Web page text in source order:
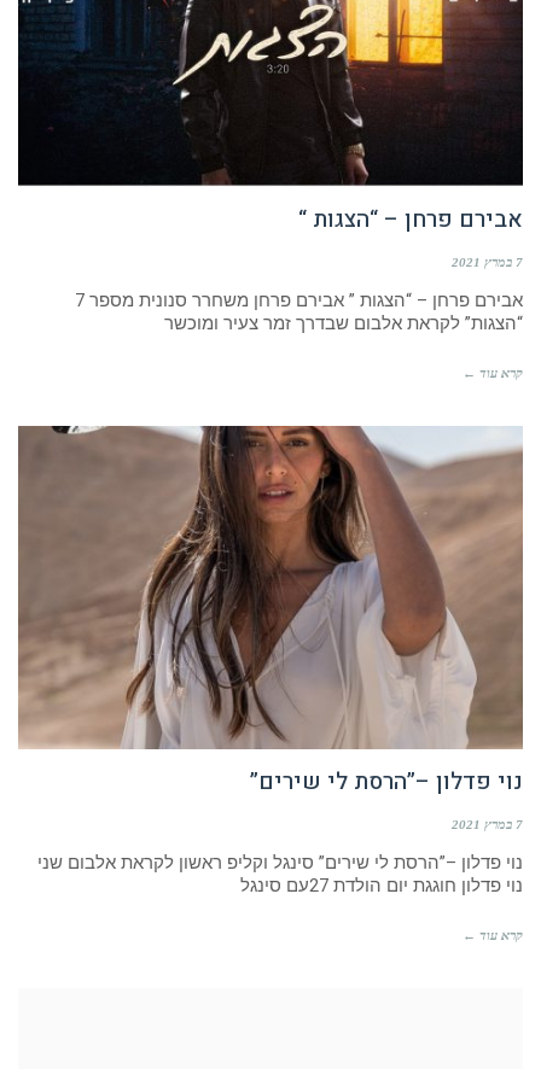
אבירם פרחן – “הצגות “
7 במרץ 2021
אבירם פרחן – “הצגות ” אבירם פרחן משחרר סנונית מספר 7
“הצגות” לקראת אלבום שבדרך זמר צעיר ומוכשר
קרא עוד ←
נוי פדלון –”הרסת לי שירים”
7 במרץ 2021
נוי פדלון –”הרסת לי שירים” סינגל וקליפ ראשון לקראת אלבום שני
נוי פדלון חוגגת יום הולדת 27עם סינגל
קרא עוד ←